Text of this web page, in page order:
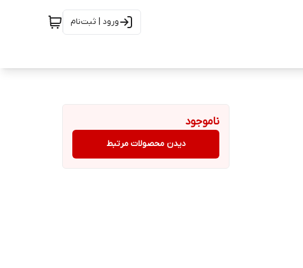
ورود | ثبت‌نام
ناموجود
دیدن محصولات مرتبط